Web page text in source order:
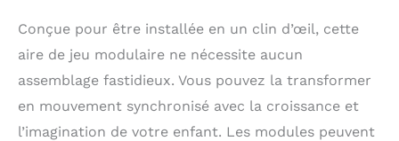
Conçue pour être installée en un clin d’œil, cette
aire de jeu modulaire ne nécessite aucun
assemblage fastidieux. Vous pouvez la transformer
en mouvement synchronisé avec la croissance et
l’imagination de votre enfant. Les modules peuvent